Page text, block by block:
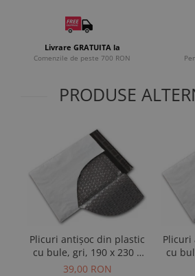
Livrare GRATUITA la
Comenzile de peste 700 RON
PRODUSE
Plicuri antișoc din plastic
cu bule, gri, 190 x 230 +
50 mm, 50 buc
39,00 RON
Plicuri
cu